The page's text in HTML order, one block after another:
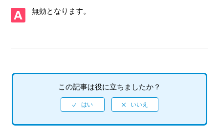
【PS5/Virtua Fighter 5 R.E.V.O. World Stage】取扱説明書
すか
【PS5/Virtua Fighter 5 R.E.V.O. World Stage】ゲームが難し
いのですが、何かコツはありませんか
無効となります。
この記事は役に立ちましたか？